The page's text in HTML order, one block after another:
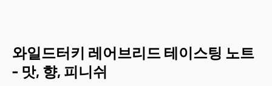
와일드터키 레어브리드 테이스팅 노트
- 맛, 향, 피니쉬